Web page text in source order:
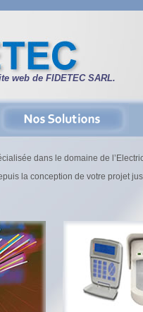
web de FIDETEC SARL.
dans le domaine de
la conception de votre projet